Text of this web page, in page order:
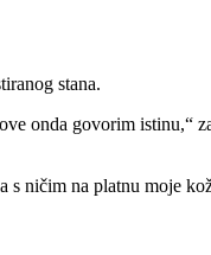
stana.
onda govorim istinu,“
s ničim na platnu moje